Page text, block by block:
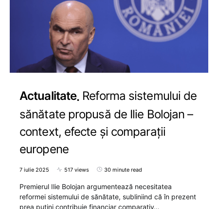
Actualitate Reforma sistemului de
sănătate propusă de Ilie Bolojan –
context, efecte și comparații
europene
7 iulie 2025 517 views 30 minute read
Premierul Ilie Bolojan argumentează necesitatea
reformei sistemului de sănătate, subliniind că în prezent
prea puțini contribuie financiar comparativ…